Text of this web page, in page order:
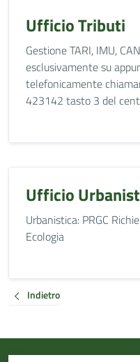
Ufficio Tributi
Gestione TARI, IMU,
esclusivamente su
telefonicamente
423142 tasto 3 del
Ufficio
Urbanistica: PRGC
Ecologia
Indietro